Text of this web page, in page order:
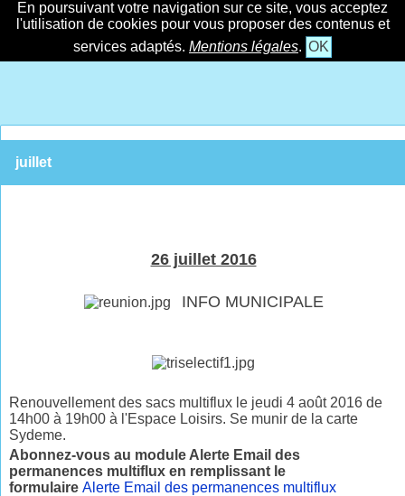
En poursuivant votre navigation sur ce site, vous acceptez
l'utilisation de cookies pour vous proposer des contenus et
services adaptés. Mentions légales. OK
juillet
26 juillet 2016
INFO MUNICIPALE
Renouvellement des sacs multiflux le jeudi 4 août 2016 de
14h00 à 19h00 à l'Espace Loisirs. Se munir de la carte
Sydeme.
Abonnez-vous au module Alerte Email des
permanences multiflux en remplissant le
formulaire Alerte Email des permanences multiflux